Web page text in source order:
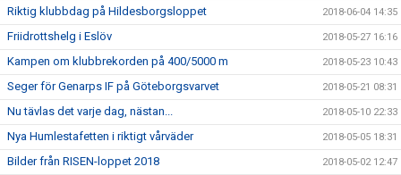
Riktig klubbdag på Hildesborgsloppet 2018-06-04 14:35
Friidrottshelg i Eslöv 2018-05-27 16:16
Kampen om klubbrekorden på 400/5000 m 2018-05-23 10:43
Seger för Genarps IF på Göteborgsvarvet 2018-05-21 08:31
Nu tävlas det varje dag, nästan... 2018-05-10 22:33
Nya Humlestafetten i riktigt vårväder 2018-05-05 18:31
Bilder från RISEN-loppet 2018 2018-05-02 12:47